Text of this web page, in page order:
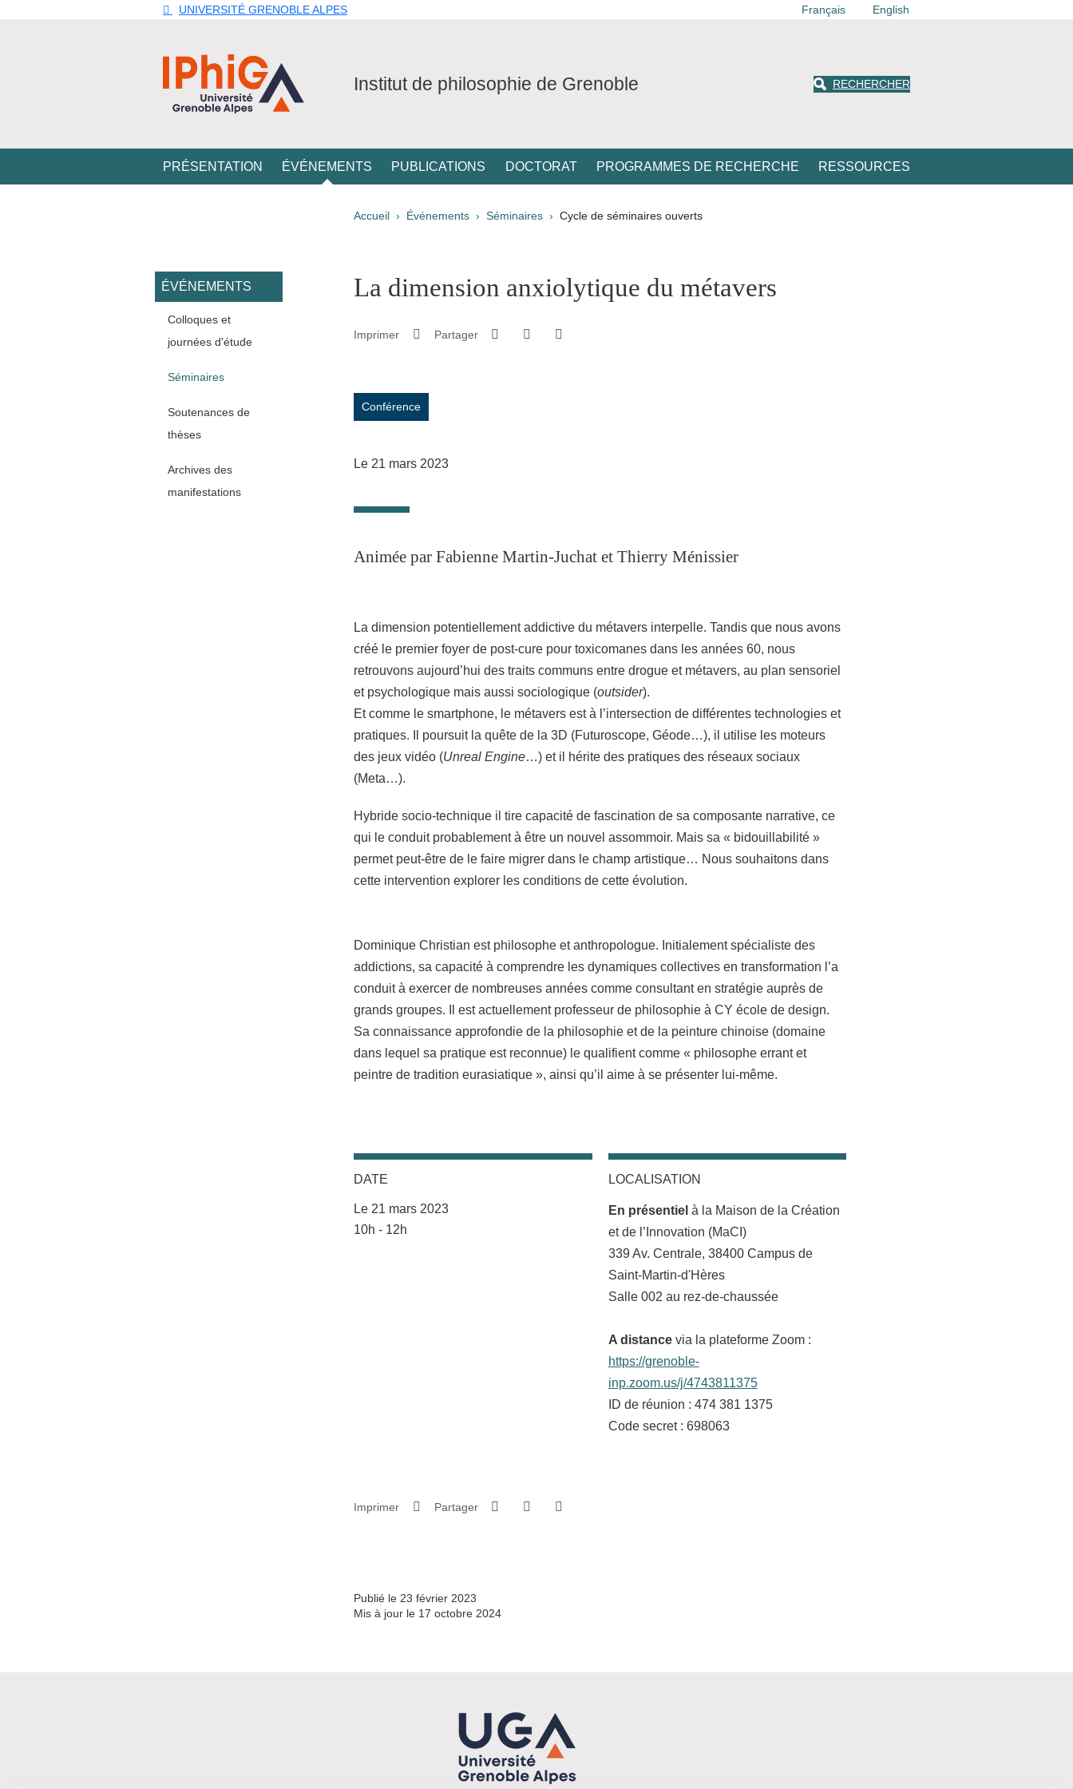
UNIVERSITÉ GRENOBLE ALPES Français English
Institut de philosophie de Grenoble RECHERCHER
Navigation principale
PRÉSENTATION ÉVÉNEMENTS PUBLICATIONS DOCTORAT PROGRAMMES DE RECHERCHE RESSOURCES
Fil d'Ariane
Accueil Événements Séminaires Cycle de séminaires ouverts
Navigation principale Sidebar
ÉVÉNEMENTS
Colloques et
journées d'étude
Séminaires
Soutenances de
thèses
Archives des
manifestations
La dimension anxiolytique du métavers
Imprimer Partager Partager sur Facebook
Partager sur LinkedIn
Conférence
Le 21 mars 2023
Animée par Fabienne Martin-Juchat et Thierry Ménissier
La dimension potentiellement addictive du métavers interpelle. Tandis que nous avons
créé le premier foyer de post-cure pour toxicomanes dans les années 60, nous
retrouvons aujourd’hui des traits communs entre drogue et métavers, au plan sensoriel
et psychologique mais aussi sociologique (outsider).
Et comme le smartphone, le métavers est à l’intersection de différentes technologies et
pratiques. Il poursuit la quête de la 3D (Futuroscope, Géode…), il utilise les moteurs
des jeux vidéo (Unreal Engine…) et il hérite des pratiques des réseaux sociaux
(Meta…).
Hybride socio-technique il tire capacité de fascination de sa composante narrative, ce
qui le conduit probablement à être un nouvel assommoir. Mais sa « bidouillabilité »
permet peut-être de le faire migrer dans le champ artistique… Nous souhaitons dans
cette intervention explorer les conditions de cette évolution.
Dominique Christian est philosophe et anthropologue. Initialement spécialiste des
addictions, sa capacité à comprendre les dynamiques collectives en transformation l’a
conduit à exercer de nombreuses années comme consultant en stratégie auprès de
grands groupes. Il est actuellement professeur de philosophie à CY école de design.
Sa connaissance approfondie de la philosophie et de la peinture chinoise (domaine
dans lequel sa pratique est reconnue) le qualifient comme « philosophe errant et
peintre de tradition eurasiatique », ainsi qu’il aime à se présenter lui-même.
DATE
Le 21 mars 2023
Complément date
10h - 12h
LOCALISATION
Complément lieu
En présentiel à la Maison de la Création
et de l’Innovation (MaCI)
339 Av. Centrale, 38400 Campus de
Saint-Martin-d'Hères
Salle 002 au rez-de-chaussée
A distancevia la plateforme Zoom :
https://grenoble-
inp.zoom.us/j/4743811375
ID de réunion : 474 381 1375
Code secret : 698063
Imprimer Partager Partager sur Facebook
Partager sur LinkedIn
Publié le 23 février 2023
Mis à jour le 17 octobre 2024